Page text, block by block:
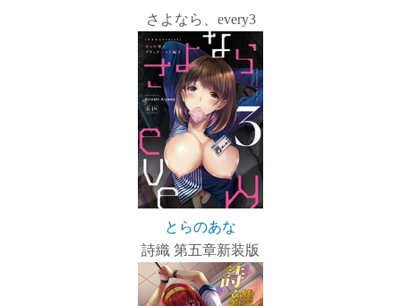
さよなら、every3
とらのあな
詩織 第五章新装版